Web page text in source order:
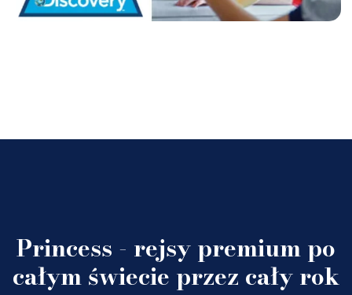
Princess - rejsy premium po
całym świecie przez cały rok